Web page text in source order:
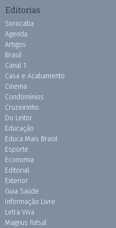
Editorias
Sorocaba
Agenda
Artigos
Brasil
Canal 1
Casa e Acabamento
Cinema
Condomínios
Cruzeirinho
Do Leitor
Educação
Educa Mais Brasil
Esporte
Economia
Editorial
Exterior
Guia Saúde
Informação Livre
Letra Viva
Magnus Futsal